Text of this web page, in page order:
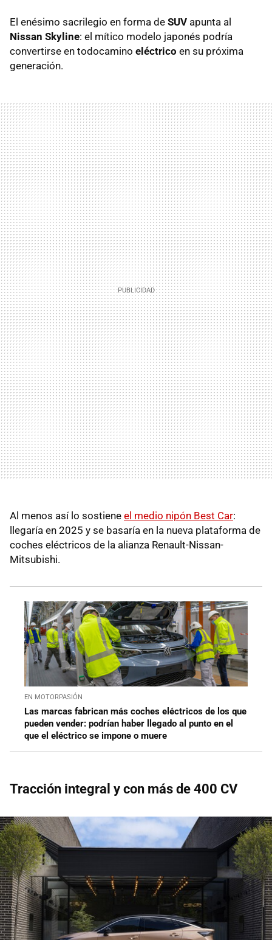
El enésimo sacrilegio en forma de SUV apunta al
Nissan Skyline: el mítico modelo japonés podría
convertirse en todocamino eléctrico en su próxima
generación.
Al menos así lo sostiene el medio nipón Best Car:
llegaría en 2025 y se basaría en la nueva plataforma de
coches eléctricos de la alianza Renault-Nissan-
Mitsubishi.
EN MOTORPASIÓN
Las marcas fabrican más coches eléctricos de los que
pueden vender: podrían haber llegado al punto en el
que el eléctrico se impone o muere
Tracción integral y con más de 400 CV